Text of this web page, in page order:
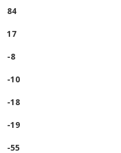
84
17
-8
-10
-18
-19
-55